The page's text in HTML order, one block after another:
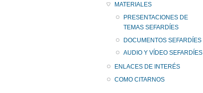
MATERIALES
PRESENTACIONES DE
TEMAS SEFARDÍES
DOCUMENTOS SEFARDÍES
AUDIO Y VÍDEO SEFARDÍES
ENLACES DE INTERÉS
COMO CITARNOS